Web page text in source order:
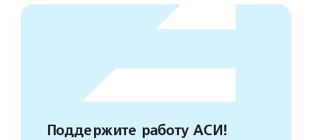
Поддержите работу АСИ!